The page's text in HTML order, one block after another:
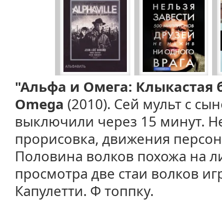
"Альфа и Омега: Клыкастая
Omega (2010). Сей мульт с
выключили через 15 минут.
прорисовка, движения
Половина волков похожа на
просмотра две стаи волков
Капулетти. Ф топпку.